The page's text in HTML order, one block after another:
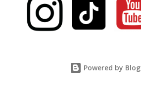
Powered by